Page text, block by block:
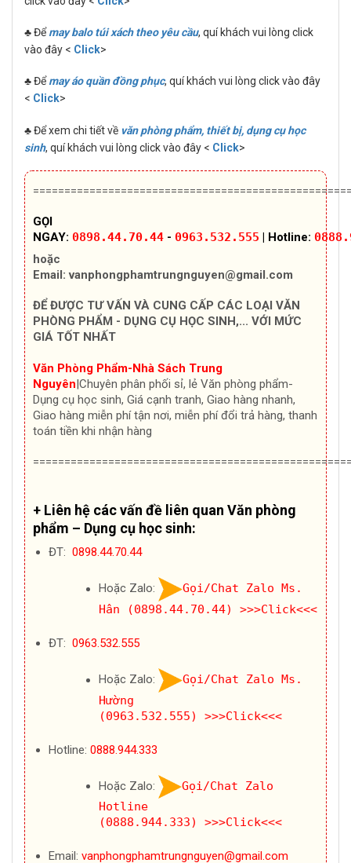
♣ Đểmay balo túi xách theo yêu cầu, quí khách vui lòng click
vào đây < Click>
♣ Đểmay áo quần đồng phục, quí khách vui lòng click vào đây
< Click>
♣ Để xem chi tiết về văn phòng phẩm, thiết bị, dụng cụ học
sinh, quí khách vui lòng click vào đây < Click>
GỌI
NGAY: 0898.44.70.44 - 0963.532.555 | Hotline:
hoặc
Email:vanphongphamtrungnguyen@gmail.com
ĐỂ ĐƯỢC TƯ VẤN VÀ CUNG CẤP CÁC LOẠI VĂN
PHÒNG PHẨM - DỤNG CỤ HỌC SINH,... VỚI MỨC
GIÁ TỐT NHẤT
Văn Phòng Phẩm-Nhà Sách Trung
Nguyên|Chuyên phân phối sỉ, lẻ Văn phòng phẩm-
Dụng cụ học sinh, Giá cạnh tranh, Giao hàng nhanh,
Giao hàng miễn phí tận nơi, miễn phí đổi trả hàng, thanh
toán tiền khi nhận hàng
+ Liên hệ các vấn đề liên quan Văn phòng
phẩm – Dụng cụ học sinh:
ĐT: 0898.44.70.44
Hoặc Zalo:
Gọi/Chat Zalo Ms.
Hân (0898.44.70.44)
>>>Click<<<
ĐT: 0963.532.555
Hoặc Zalo:
Gọi/Chat Zalo Ms.
Hường
(0963.532.555)
>>>Click<<<
Hotline: 0888.944.333
Hoặc Zalo:
Gọi/Chat Zalo
Hotline
(0888.944.333)
>>>Click<<<
Email: vanphongphamtrungnguyen@gmail.com